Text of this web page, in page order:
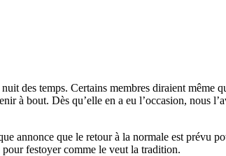
des temps. Certains membres diraient même
à bout. Dès qu’elle en a eu l’occasion, nous
annonce que le retour à la normale est
festoyer comme le veut la tradition.